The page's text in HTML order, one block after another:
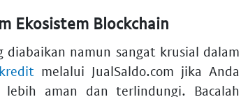
Ekosistem Blockchain
diabaikan namun sangat krusial dalam
melalui JualSaldo.com jika Anda
lebih aman dan terlindungi. Bacalah